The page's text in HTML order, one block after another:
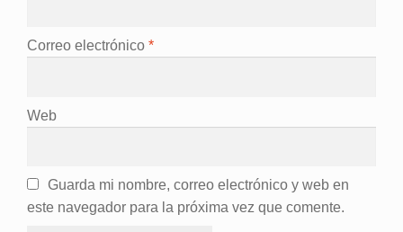
Correo electrónico *
Web
Guarda mi nombre, correo electrónico y web en
este navegador para la próxima vez que comente.